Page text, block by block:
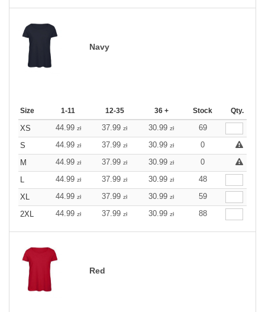
Navy
Size 1-11 12-35 36 + Stock Qty.
XS 44.99 zł 37.99 zł 30.99 zł
69
S
44.99 zł 37.99 zł 30.99 zł
0
M
44.99 zł 37.99 zł 30.99 zł
0
L
44.99 zł 37.99 zł 30.99 zł
48
XL
44.99 zł 37.99 zł 30.99 zł
59
2XL
44.99 zł 37.99 zł 30.99 zł 88
Red